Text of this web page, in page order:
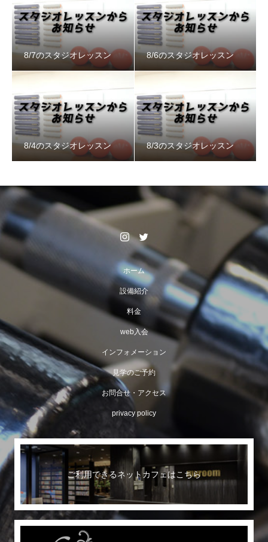
8/7のスタジオレッスン 8/6のスタジオレッスン
8/4のスタジオレッスン 8/3のスタジオレッスン
ホーム
設備紹介
料金
web入会
インフォメーション
見学のご予約
お問合せ・アクセス
privacy policy
ご利用できるネットカフェはこちら